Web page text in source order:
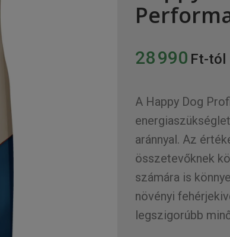
28 990 Ft-tól
A Happy Dog
aránnyal. Az
összetevőknek
számára is
növényi
legszigorúbb